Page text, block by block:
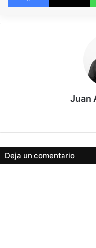
Formados en 2011 en
paralizada durante el COVID,
“The Eternal Dance”, regresan
que están más vivos que
punto de partida, donde las
las atmosferas se
anticipo del nuevo álbum
melancólicas donde el doom
estructura musical que se
Juan
Deja un comentario